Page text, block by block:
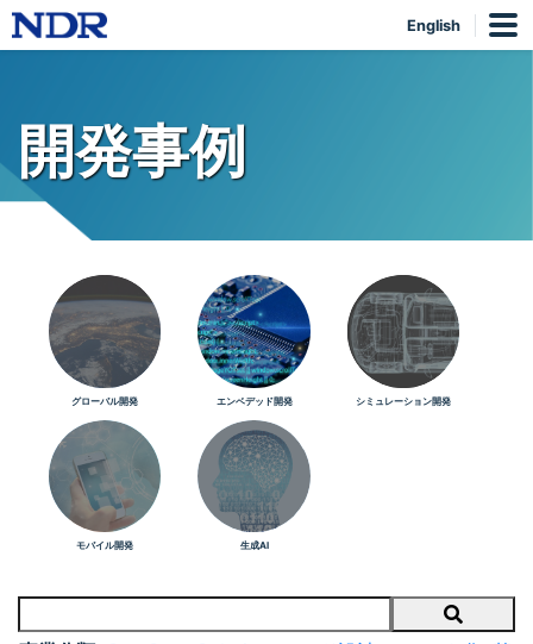
English
開発事例
グローバル開発 エンベデッド開発 シミュレーション開発
モバイル開発 生成AI
Search